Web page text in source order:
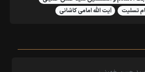
تسلیت
آیت الله امامی کاشانی